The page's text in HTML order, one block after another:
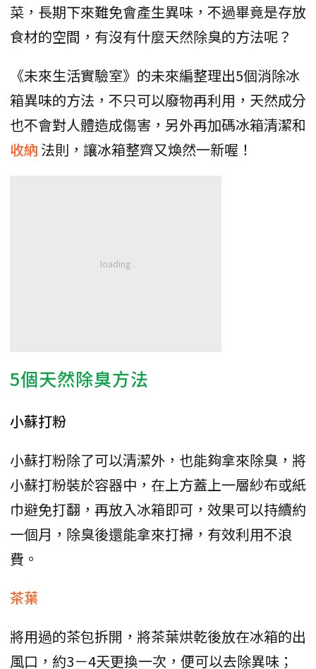
菜，長期下來難免會產生異味，不過畢竟是存放
食材的空間，有沒有什麼天然除臭的方法呢？
《未來生活實驗室》的未來編整理出5個消除冰
箱異味的方法，不只可以廢物再利用，天然成分
也不會對人體造成傷害，另外再加碼冰箱清潔和
收納 法則，讓冰箱整齊又煥然一新喔！
5個天然除臭方法
小蘇打粉
小蘇打粉除了可以清潔外，也能夠拿來除臭，將
小蘇打粉裝於容器中，在上方蓋上一層紗布或紙
巾避免打翻，再放入冰箱即可，效果可以持續約
一個月，除臭後還能拿來打掃，有效利用不浪
費。
茶葉
將用過的茶包拆開，將茶葉烘乾後放在冰箱的出
風口，約3－4天更換一次，便可以去除異味；